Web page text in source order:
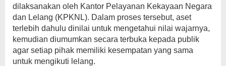
dilaksanakan oleh Kantor Pelayanan Kekayaan Negara
dan Lelang (KPKNL). Dalam proses tersebut, aset
terlebih dahulu dinilai untuk mengetahui nilai wajarnya,
kemudian diumumkan secara terbuka kepada publik
agar setiap pihak memiliki kesempatan yang sama
untuk mengikuti lelang.